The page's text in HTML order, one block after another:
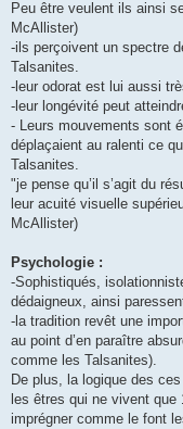
Peu être veulent ils ainsi
McAllister)
-ils perçoivent un spectre
Talsanites.
-leur odorat est lui aussi
-leur longévité peut
- Leurs mouvements sont
déplaçaient au ralenti ce
Talsanites.
"je pense qu’il s’agit du
leur acuité visuelle
McAllister)
Psychologie :
-Sophistiqués,
dédaigneux, ainsi
-la tradition revêt une
au point d’en paraître
comme les Talsanites).
De plus, la logique des
les êtres qui ne vivent que
imprégner comme le font